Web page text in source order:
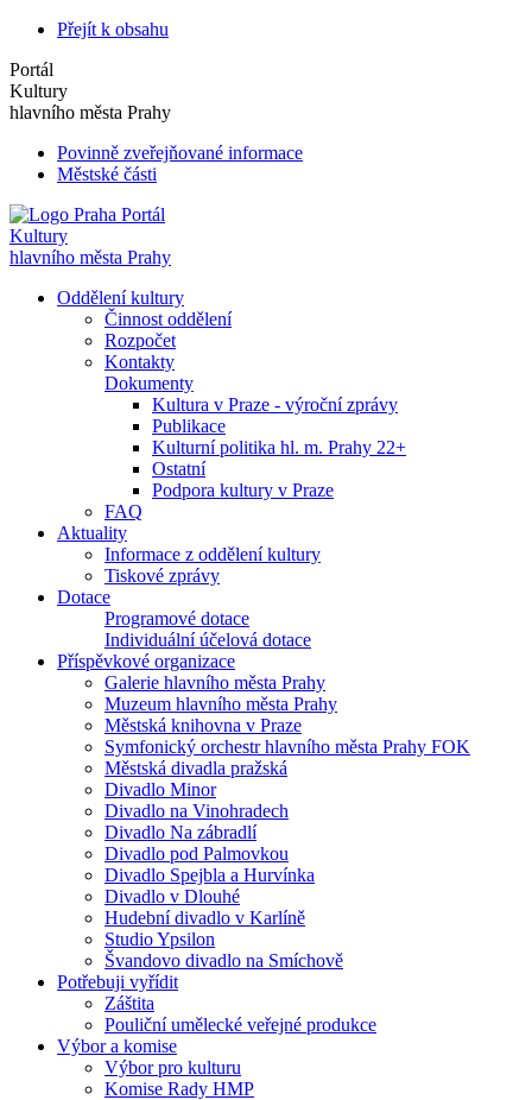
Přejít k obsahu
Portál
Kultury
hlavního města Prahy
Povinně zveřejňované informace
Městské části
Portál
Kultury
hlavního města Prahy
Oddělení kultury
Činnost oddělení
Rozpočet
Kontakty
Dokumenty
Kultura v Praze - výroční zprávy
Publikace
Kulturní politika hl. m. Prahy 22+
Ostatní
Podpora kultury v Praze
FAQ
Aktuality
Informace z oddělení kultury
Tiskové zprávy
Dotace
Programové dotace
Individuální účelová dotace
Příspěvkové organizace
Galerie hlavního města Prahy
Muzeum hlavního města Prahy
Městská knihovna v Praze
Symfonický orchestr hlavního města Prahy FOK
Městská divadla pražská
Divadlo Minor
Divadlo na Vinohradech
Divadlo Na zábradlí
Divadlo pod Palmovkou
Divadlo Spejbla a Hurvínka
Divadlo v Dlouhé
Hudební divadlo v Karlíně
Studio Ypsilon
Švandovo divadlo na Smíchově
Potřebuji vyřídit
Záštita
Pouliční umělecké veřejné produkce
Výbor a komise
Výbor pro kulturu
Komise Rady HMP